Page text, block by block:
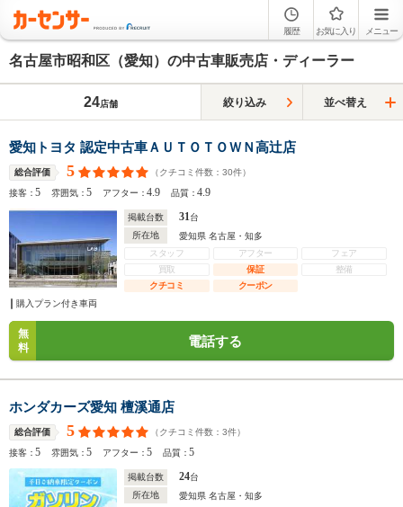
履歴 お気に入り メニュー
名古屋市昭和区（愛知）の中古車販売店・ディーラー
24店舗 絞り込み 並べ替え
愛知トヨタ 認定中古車ＡＵＴＯＴＯＷＮ高辻店
総合評価 5 （クチコミ件数： 30件）
接客：5 雰囲気：5 アフター：4.9 品質：4.9
掲載台数 31台
所在地
愛知県 名古屋・知多
スタッフ
アフター
フェア
買取
保証
整備
クチコミ
クーポン
購入プラン付き車両
無
料
電話する
ホンダカーズ愛知 檀溪通店
総合評価 5 （クチコミ件数： 3件）
接客：5 雰囲気：5 アフター：5 品質：5
掲載台数 24台
所在地
愛知県 名古屋・知多